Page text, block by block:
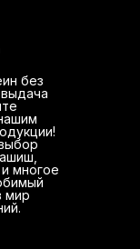
без
многое
мир